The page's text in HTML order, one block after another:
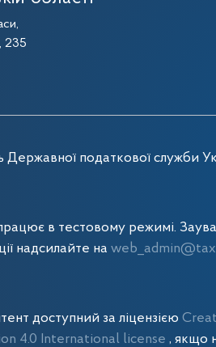
235
Державної податкової служби
в тестовому режимі.
надсилайте на
доступний за ліцензією
4.0 International license, якщо